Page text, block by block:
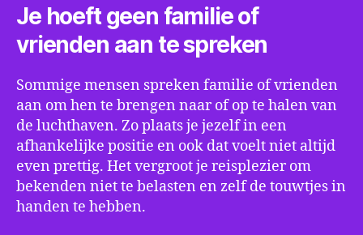
Je hoeft geen familie of
vrienden aan te spreken
Sommige mensen spreken familie of vrienden
aan om hen te brengen naar of op te halen van
de luchthaven. Zo plaats je jezelf in een
afhankelijke positie en ook dat voelt niet altijd
even prettig. Het vergroot je reisplezier om
bekenden niet te belasten en zelf de touwtjes in
handen te hebben.